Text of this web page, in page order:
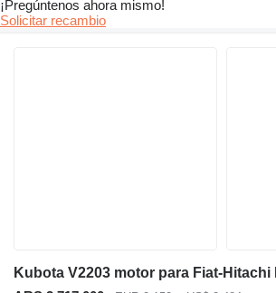
¡Pregúntenos ahora mismo!
Solicitar recambio